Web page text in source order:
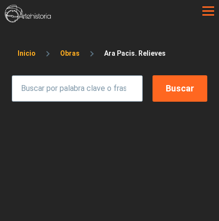
Pasar al contenido principal
Sobrescribir enlaces de ayuda a la
Inicio Obras Ara Pacis. Relieves